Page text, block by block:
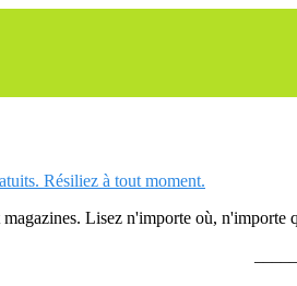
Résiliez à tout moment.
Lisez n'importe où, n'importe